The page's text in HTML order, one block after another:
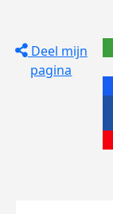
Deel mijn
pagina